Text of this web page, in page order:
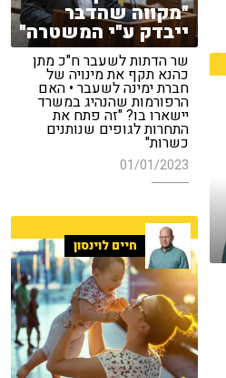
"מקווה שהדבר
ייבדק ע"י המשטרה"
שר הדתות לשעבר ח"כ מתן
כהנא תקף את מינויה של
חברת ימינה לשעבר • האם
הרפורמות שהנהיג במשרד
יישארו בו? "זה פתח את
התחרות לגופים שנותנים
כשרות"
01/01/2023
חיים לוינסון